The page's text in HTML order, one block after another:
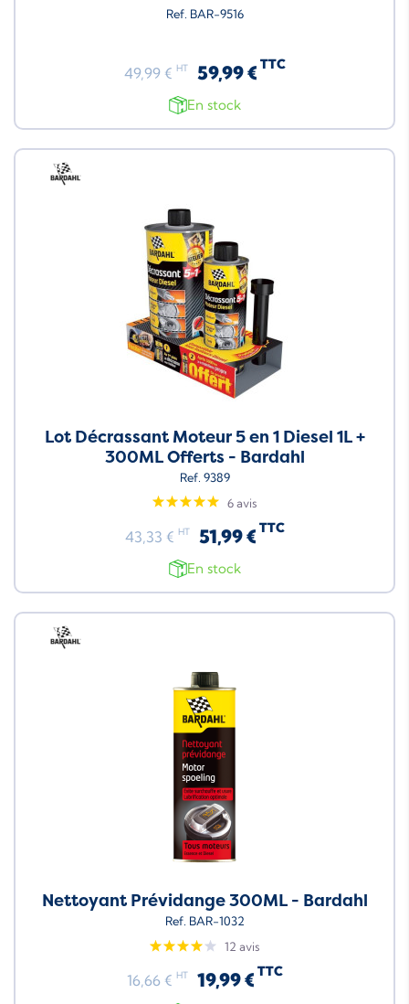
Ref. BAR-9516
49,99 € HT 59,99 € TTC
En stock
Neuf
Lot Décrassant Moteur 5 en 1 Diesel 1L +
300ML Offerts - Bardahl
Ref. 9389
6 avis
43,33 € HT 51,99 € TTC
En stock
Neuf
Nettoyant Prévidange 300ML - Bardahl
Ref. BAR-1032
12 avis
16,66 € HT 19,99 € TTC